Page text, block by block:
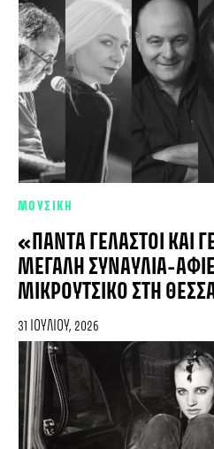
ΜΟΥΣΙΚΗ
«ΠΆΝΤΑ ΓΕΛΑΣΤΟΊ ΚΑΙ
ΜΕΓΆΛΗ ΣΥΝΑΥΛΊΑ-
ΜΙΚΡΟΎΤΣΙΚΟ ΣΤΗ
31 ΙΟΥΛΊΟΥ, 2026